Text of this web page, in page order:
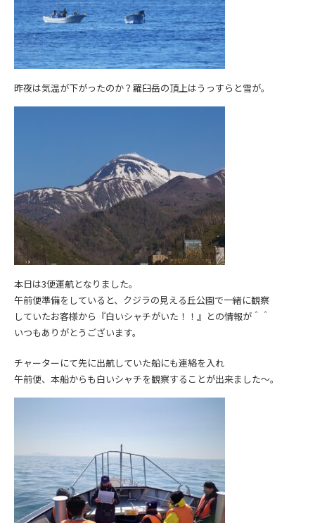
昨夜は気温が下がったのか？羅臼岳の頂上はうっすらと雪が。
本日は3便運航となりました。
午前便準備をしていると、クジラの見える丘公園で一緒に観察
していたお客様から『白いシャチがいた！！』との情報が＾＾
いつもありがとうございます。
チャーターにて先に出航していた船にも連絡を入れ
午前便、本船からも白いシャチを観察することが出来ました～。